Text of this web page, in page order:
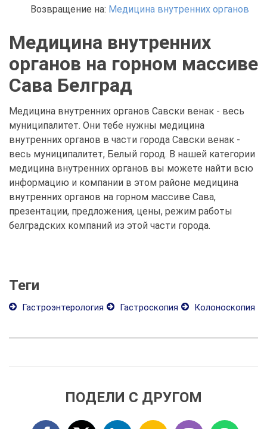
Возвращение на: Медицина внутренних органов
Медицина внутренних
органов на горном массиве
Сава Белград
Медицина внутренних органов Савски венак - весь
муниципалитет. Они тебе нужны медицина
внутренних органов в части города Савски венак -
весь муниципалитет, Белый город. В нашей категории
медицина внутренних органов вы можете найти всю
информацию и компании в этом районе медицина
внутренних органов на горном массиве Сава,
презентации, предложения, цены, режим работы
белградских компаний из этой части города.
Теги
Гастроэнтерология Гастроскопия Колоноскопия
ПОДЕЛИ С ДРУГОМ